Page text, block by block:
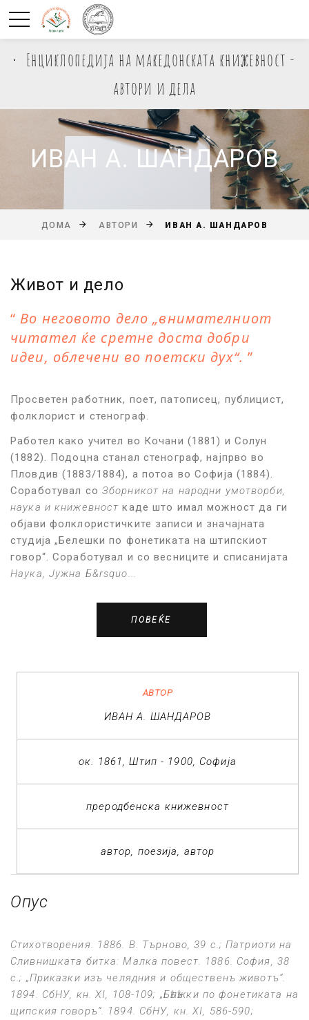
Енциклопедија на македонската книжевност -
автори и дела
ИВАН А. ШАНДАРОВ
ДОМА АВТОРИ ИВАН А. ШАНДАРОВ
Живот и дело
Во неговото дело „внимателниот
читател ќе сретне доста добри
идеи, облечени во поетски дух“.
Просветен работник, поет, патописец, публицист,
фолклорист и стенограф.
Работел како учител во Кочани (1881) и Солун
(1882). Подоцна станал стенограф, најпрво во
Пловдив (1883/1884), а потоа во Софија (1884).
Соработувал со Зборникот на народни умотворби,
наука и книжевност каде што имал можност да ги
објави фолклористичките записи и значајната
студија „Белешки по фонетиката на штипскиот
говор“. Соработувал и со весниците и списанијата
Наука, Јужна Б&rsquo...
ПОВЕЌЕ
АВТОР
ИВАН А. ШАНДАРОВ
ок. 1861, Штип - 1900, Софија
преродбенска книжевност
автор поезија автор
Опус
Стихотворения . 1886. В. Търново, 39 с.; Патриоти на
Сливнишката битка: Малка повест . 1886. София, 38
с.; „Приказки изъ челядния и общественъ животъ“.
1894. СбНУ , кн. XI, 108-109; „Бѣлѣжки по фонетиката на
щипския говоръ“. 1894. СбНУ , кн. XI, 586-590;